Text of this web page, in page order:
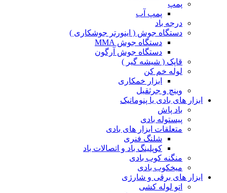
پمپ
پمپ آب
درجه باد
دستگاه جوش ( اینورتر جوشکاری )
دستگاه جوش MMA
دستگاه جوش آرگون
قاپک ( شیشه گیر )
لوله خم کن
ابزار خمکاری
وینچ و جرثقیل
ابزار های بادی یا پنوماتیک
باد پاش
پیستوله بادی
متعلقات ابزار های بادی
شلنگ فنری
کوپلینگ باد و اتصالات باد
منگنه کوب بادی
میخکوب بادی
ابزار های برقی و شارژی
اتو لوله کشی